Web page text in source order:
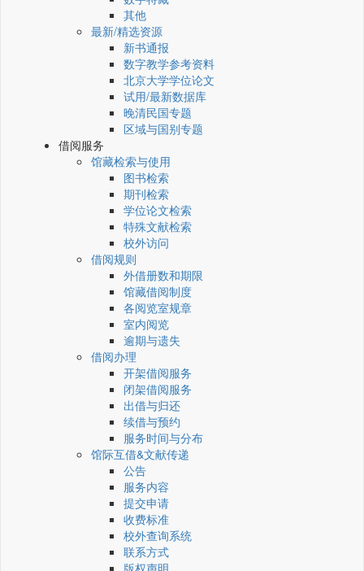
其他
最新/精选资源
新书通报
数字教学参考资料
北京大学学位论文
试用/最新数据库
晚清民国专题
区域与国别专题
借阅服务
馆藏检索与使用
图书检索
期刊检索
学位论文检索
特殊文献检索
校外访问
借阅规则
外借册数和期限
馆藏借阅制度
各阅览室规章
室内阅览
逾期与遗失
借阅办理
开架借阅服务
闭架借阅服务
出借与归还
续借与预约
服务时间与分布
馆际互借&文献传递
公告
服务内容
提交申请
收费标准
校外查询系统
联系方式